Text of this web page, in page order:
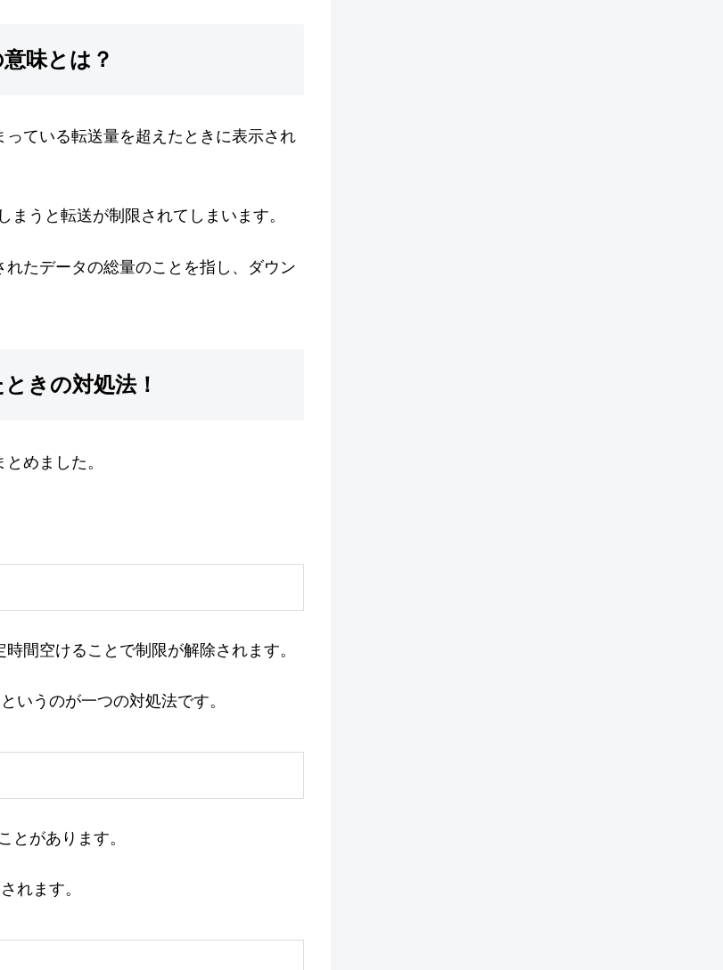
味とは？
ている転送量を超えたときに表示され
うと転送が制限されてしまいます。
たデータの総量のことを指し、ダウン
きの対処法！
めました。
間空けることで制限が解除されます。
いうのが一つの対処法です。
とがあります。
れます。